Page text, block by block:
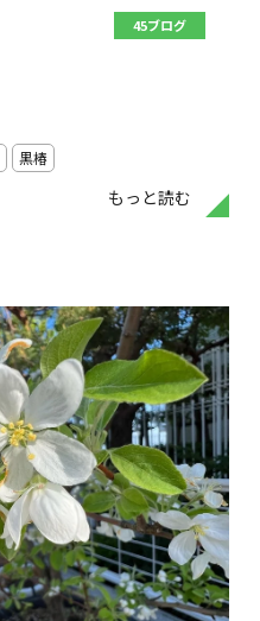
45ブログ
もっと読む
黒椿